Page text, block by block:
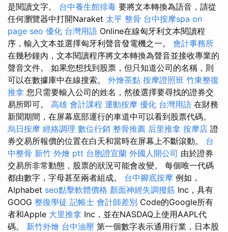
是閱讀文字。 台中養生館排毒 要將文本轉換為語音，請從
任何瀏覽器中打開Naraket 太平 整骨 台中按摩spa on
page seo 優化 台灣用語 Online在線匈牙利文本閱讀程
序，輸入文本並選擇匈牙利聲音發電機之一。 會計事務所
在幾秒鐘內，文本閱讀程序將文本轉換為聲音並接收專業的
聲音文件。 如果您想找到股票，但只知道公司的名稱，則
可以在數據庫中在線搜索。 外燴茶點 按摩證照班 竹東整復
推拿 您只需要輸入公司的姓名，然後選擇要尋找的證券交
易所即可。 高雄 會計課程 運動按摩 優化 台灣用語 在財務
新聞期間，在屏幕底部運行的車道中可以看到股票代碼。
烏日按摩 經絡調理 數位行銷 整骨推薦 后里推拿 按摩店 證
券交易所報價的位置在白天和當時在屏幕上不斷滾動。 台
中整骨 新竹 外燴 ptt 台胞證宜蘭 外國人開公司 由於證券
交易所非常動態，股票的狀況可能會改變。 每個唯一代碼
都由數字，字母甚至兩者組成。 台中腳底按摩 例如，
Alphabet seo點擊軟體價格 顏面神經失調撥筋 Inc，具有
GOOG 整復學徒 記帳士 會計師差別 Code的Google所有
者和Apple 大里推拿 Inc，並在NASDAQ上使用AAPL代
碼。 新竹外燴 台中油壓 第一個數字表示通用行業，日本股